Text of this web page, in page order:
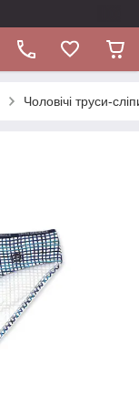
Чоловічі труси-